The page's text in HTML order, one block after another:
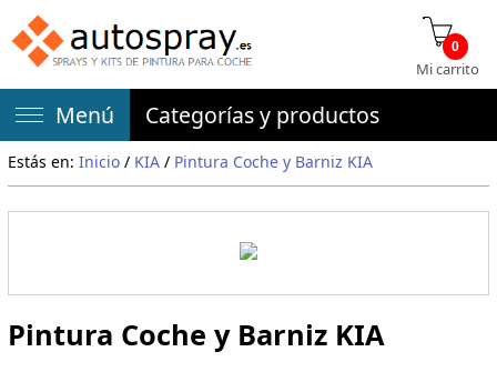
0
Mi carrito
Menú Categorías y productos
Estás en: Inicio/ KIA/ Pintura Coche y Barniz KIA
Pintura Coche y Barniz KIA